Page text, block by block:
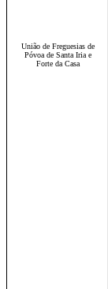
União de Freguesias de
Póvoa de Santa Iria e
Forte da Casa